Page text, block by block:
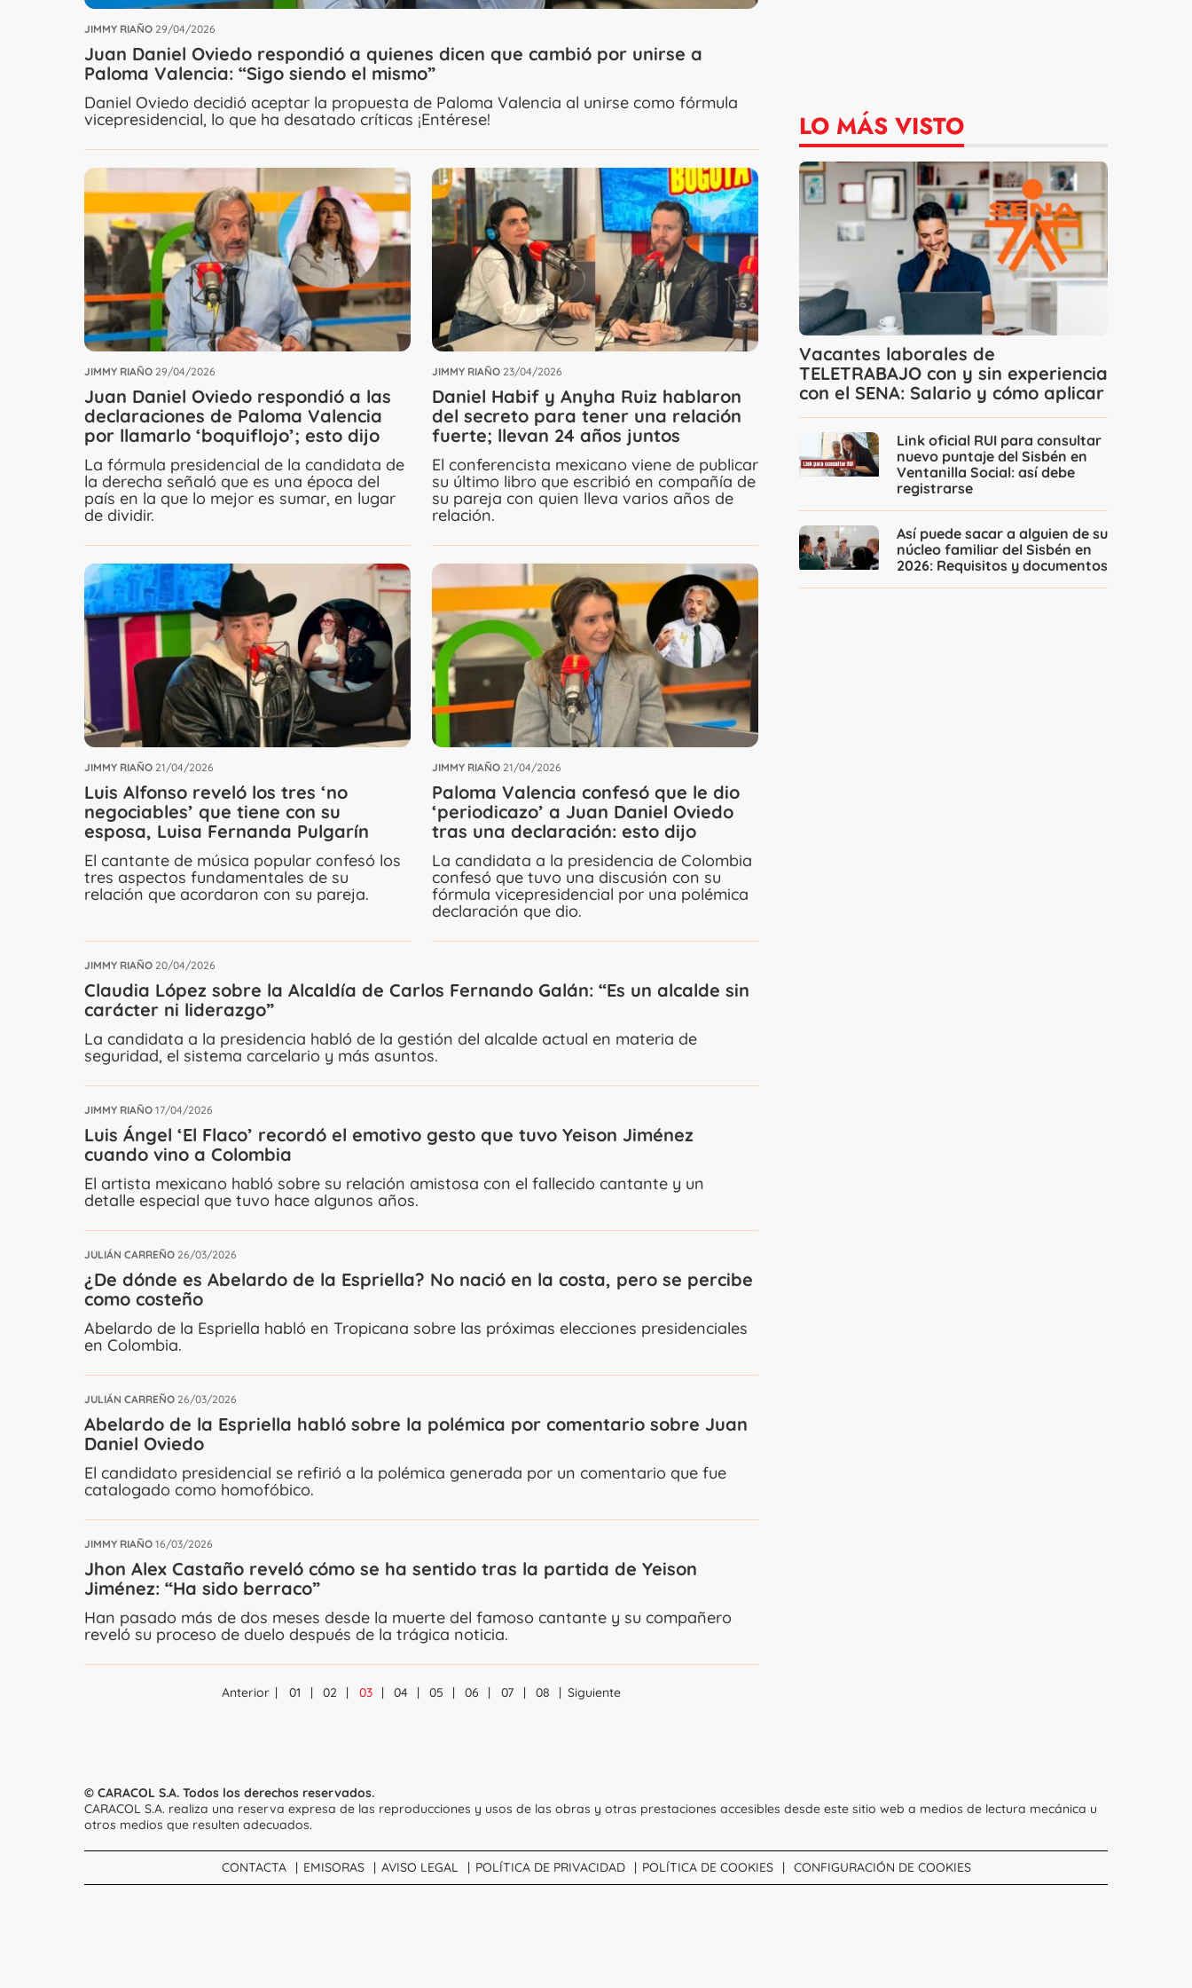
JIMMY RIAÑO 29/04/2026
Juan Daniel Oviedo respondió a quienes dicen que cambió por unirse a
Paloma Valencia: “Sigo siendo el mismo”
Daniel Oviedo decidió aceptar la propuesta de Paloma Valencia al unirse como fórmula
vicepresidencial, lo que ha desatado críticas ¡Entérese!
JIMMY RIAÑO 29/04/2026
Juan Daniel Oviedo respondió a las
declaraciones de Paloma Valencia
por llamarlo ‘boquiflojo’; esto dijo
La fórmula presidencial de la candidata de
la derecha señaló que es una época del
país en la que lo mejor es sumar, en lugar
de dividir.
JIMMY RIAÑO 23/04/2026
Daniel Habif y Anyha Ruiz hablaron
del secreto para tener una relación
fuerte; llevan 24 años juntos
El conferencista mexicano viene de publicar
su último libro que escribió en compañía de
su pareja con quien lleva varios años de
relación.
JIMMY RIAÑO 21/04/2026
Luis Alfonso reveló los tres ‘no
negociables’ que tiene con su
esposa, Luisa Fernanda Pulgarín
El cantante de música popular confesó los
tres aspectos fundamentales de su
relación que acordaron con su pareja.
JIMMY RIAÑO 21/04/2026
Paloma Valencia confesó que le dio
‘periodicazo’ a Juan Daniel Oviedo
tras una declaración: esto dijo
La candidata a la presidencia de Colombia
confesó que tuvo una discusión con su
fórmula vicepresidencial por una polémica
declaración que dio.
JIMMY RIAÑO 20/04/2026
Claudia López sobre la Alcaldía de Carlos Fernando Galán: “Es un alcalde sin
carácter ni liderazgo”
La candidata a la presidencia habló de la gestión del alcalde actual en materia de
seguridad, el sistema carcelario y más asuntos.
JIMMY RIAÑO 17/04/2026
Luis Ángel ‘El Flaco’ recordó el emotivo gesto que tuvo Yeison Jiménez
cuando vino a Colombia
El artista mexicano habló sobre su relación amistosa con el fallecido cantante y un
detalle especial que tuvo hace algunos años.
JULIÁN CARREÑO 26/03/2026
¿De dónde es Abelardo de la Espriella? No nació en la costa, pero se percibe
como costeño
Abelardo de la Espriella habló en Tropicana sobre las próximas elecciones presidenciales
en Colombia.
JULIÁN CARREÑO 26/03/2026
Abelardo de la Espriella habló sobre la polémica por comentario sobre Juan
Daniel Oviedo
El candidato presidencial se refirió a la polémica generada por un comentario que fue
catalogado como homofóbico.
JIMMY RIAÑO 16/03/2026
Jhon Alex Castaño reveló cómo se ha sentido tras la partida de Yeison
Jiménez: “Ha sido berraco”
Han pasado más de dos meses desde la muerte del famoso cantante y su compañero
reveló su proceso de duelo después de la trágica noticia.
Anterior 01 02 03 04 05 06 07 08 Siguiente
LO MÁS VISTO
Vacantes laborales de
TELETRABAJO con y sin experiencia
con el SENA: Salario y cómo aplicar
Link oficial RUI para consultar
nuevo puntaje del Sisbén en
Ventanilla Social: así debe
registrarse
Así puede sacar a alguien de su
núcleo familiar del Sisbén en
2026: Requisitos y documentos
© CARACOL S.A. Todos los derechos reservados.
CARACOL S.A. realiza una reserva expresa de las reproducciones y usos de las obras y otras prestaciones accesibles desde este sitio web a medios de lectura mecánica u
otros medios que resulten adecuados.
CONTACTA EMISORAS AVISO LEGAL POLÍTICA DE PRIVACIDAD POLÍTICA DE COOKIES CONFIGURACIÓN DE COOKIES